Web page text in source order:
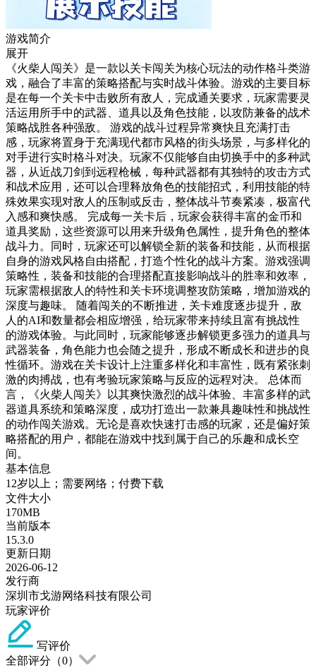
游戏简介
展开
《火柴人闯关》是一款以关卡闯关为核心玩法的动作格斗类游
戏，融合了丰富的策略搭配与实时战斗体验。游戏的主要目标
是在每一个关卡中击败所有敌人，完成通关要求，玩家需要灵
活运用所手中的武器、道具以及角色技能，以攻防兼备的战术
策略战胜各种强敌。 游戏的战斗过程异常爽快且充满打击
感，玩家将置身于充满现代都市风格的街头场景，与多样化的
对手进行实时格斗对决。玩家不仅能够自由切换手中的多种武
器，从近战刀剑到远程枪械，每种武器都有其独特的攻击方式
和战术应用，还可以合理释放角色的技能招式，利用技能的特
殊效果实现对敌人的压制或反击，整体战斗节奏紧凑，极富代
入感和爽快感。 完成每一关卡后，玩家会获得丰富的金币和
道具奖励，这些资源可以用来升级角色属性，提升角色的整体
战斗力。同时，玩家还可以解锁全新的装备和技能，从而根据
自身的游戏风格自由搭配，打造个性化的战斗方案。游戏强调
策略性，装备和技能的合理搭配直接影响战斗的胜率和效率，
玩家需根据敌人的特性和关卡环境调整攻防策略，增加游戏的
深度与趣味。 随着闯关的不断推进，关卡难度逐步提升，敌
人的AI和数量都会相应增强，给玩家带来持续且富有挑战性
的游戏体验。与此同时，玩家能够逐步解锁更多强力的道具与
武器装备，角色能力也会随之提升，形成不断成长和进步的良
性循环。游戏在关卡设计上注重多样化和丰富性，既有紧张刺
激的肉搏战，也有考验玩家策略与反应的远程对决。 总体而
言，《火柴人闯关》以其爽快激烈的战斗体验、丰富多样的武
器道具系统和策略深度，成功打造出一款兼具趣味性和挑战性
的动作闯关游戏。无论是喜欢快速打击感的玩家，还是偏好策
略搭配的用户，都能在游戏中找到属于自己的乐趣和成长空
间。
基本信息
12岁以上；需要网络；付费下载
文件大小
170MB
当前版本
15.3.0
更新日期
2026-06-12
发行商
深圳市戈游网络科技有限公司
玩家评价
写评价
全部评分（0）